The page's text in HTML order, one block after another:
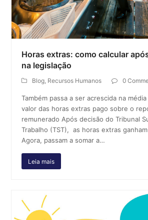
Horas extras: como calcular
na legislação
Blog, Recursos Humanos 0
Também passa a ser acrescida na
valor das horas extras pago sobre o
remunerado Após decisão do Tribunal
Trabalho (TST), as horas extras
Agora, passam a somar a…
Leia mais